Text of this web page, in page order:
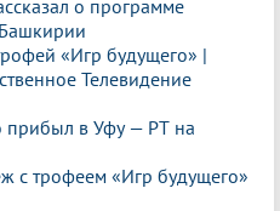
о программе
«Игр будущего» |
Телевидение
прибыл в Уфу — РТ на
с трофеем «Игр будущего»